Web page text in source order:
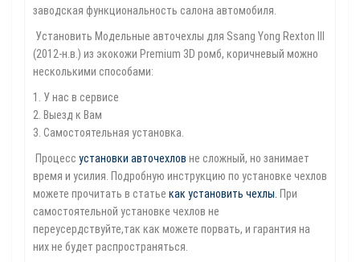
заводская функциональность салона автомобиля.
Установить Модельные авточехлы для Ssang Yong Rexton III
(2012-н.в.) из экокожи Premium 3D ромб, коричневый можно
несколькими способами:
1. У нас в сервисе
2. Выезд к Вам
3. Самостоятельная установка.
Процесс установки авточехлов не сложный, но занимает
время и усилия. Подробную инструкцию по установке чехлов
можете прочитать в статье как установить чехлы При
самостоятельной установке чехлов не
переусердствуйте,так как можете порвать, и гарантия на
них не будет распространяться.